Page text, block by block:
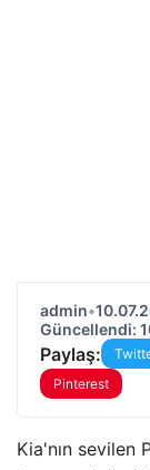
admin•
Güncellendi:
Paylaş:
Pinterest
Kia'nın sevilen